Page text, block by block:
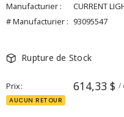
Manufacturier :
CURRENT
# Manufacturier : 93095547
Rupture de Stock
Prix 614,33 $ /
AUCUN RETOUR